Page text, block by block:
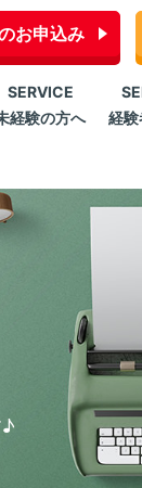
お申込み
SERVICE
経験の方へ
経